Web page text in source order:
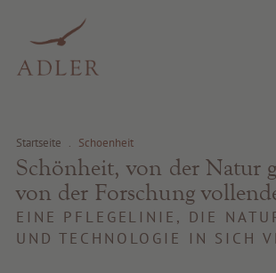
Startseite . Schoenheit
Schönheit, von der Natur
von der Forschung
EINE PFLEGELINIE, DIE
UND TECHNOLOGIE IN SICH